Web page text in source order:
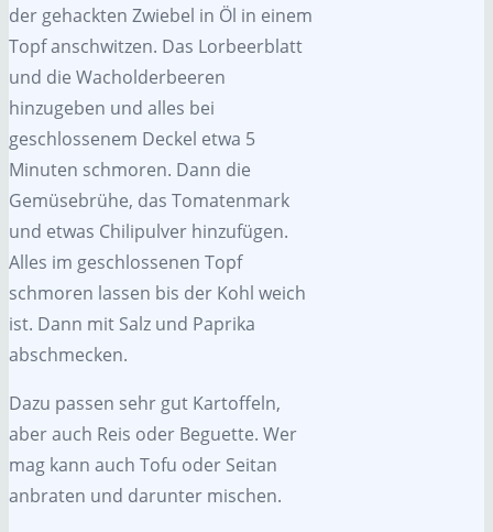
der gehackten Zwiebel in Öl in einem
Topf anschwitzen. Das Lorbeerblatt
und die Wacholderbeeren
hinzugeben und alles bei
geschlossenem Deckel etwa 5
Minuten schmoren. Dann die
Gemüsebrühe, das Tomatenmark
und etwas Chilipulver hinzufügen.
Alles im geschlossenen Topf
schmoren lassen bis der Kohl weich
ist. Dann mit Salz und Paprika
abschmecken.
Dazu passen sehr gut Kartoffeln,
aber auch Reis oder Beguette. Wer
mag kann auch Tofu oder Seitan
anbraten und darunter mischen.